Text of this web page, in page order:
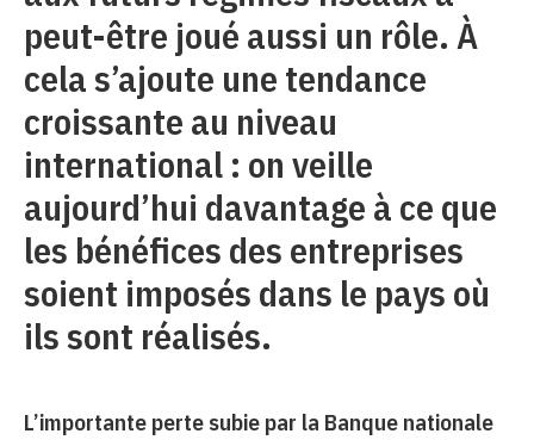
peut-être joué aussi un rôle. À
cela s’ajoute une tendance
croissante au niveau
international : on veille
aujourd’hui davantage à ce que
les bénéfices des entreprises
soient imposés dans le pays où
ils sont réalisés.
L’importante perte subie par la Banque nationale